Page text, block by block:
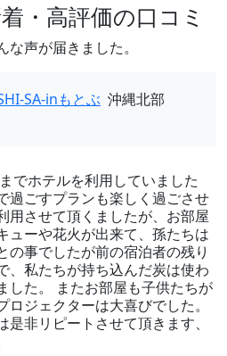
・高評価の口コミ
声が届きました。
SA-inもとぶ 沖縄北部
でホテルを利用していました
過ごすプランも楽しく過ごさせ
用させて頂くましたが、お部屋
ューや花火が出来て、孫たちは
の事でしたが前の宿泊者の残り
、私たちが持ち込んだ炭は使わ
した。 またお部屋も子供たちが
ジェクターは大喜びでした。
非リピートさせて頂きます、